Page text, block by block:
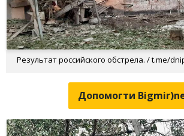
Результат российского обстрела. / t.me/
Допомогти